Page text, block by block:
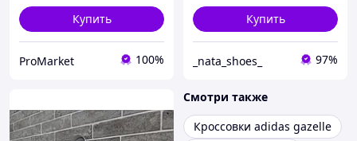
Купить
ProMarket 100%
Купить
_nata_shoes_ 97%
Смотри также
Кроссовки adidas gazelle